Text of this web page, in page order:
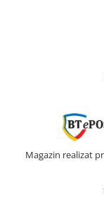
Magazin realizat